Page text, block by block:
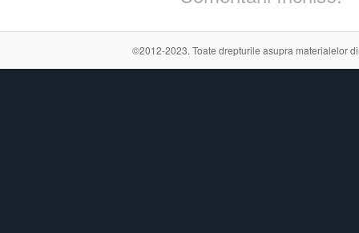
©2012-2023. Toate drepturile asupra materialelor